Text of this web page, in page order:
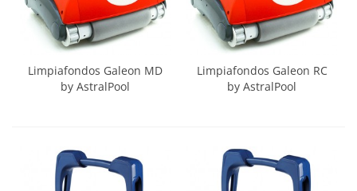
Limpiafondos Galeon MD
by AstralPool
Limpiafondos Galeon RC
by AstralPool